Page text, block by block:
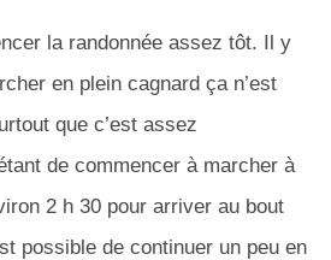
la randonnée assez tôt. Il y
en plein cagnard ça n’est
que c’est assez
de commencer à marcher à
2 h 30 pour arriver au bout
possible de continuer un peu en